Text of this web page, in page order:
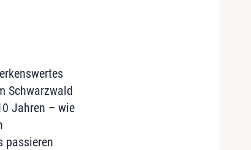
Schwarzwald
Jahren – wie
passieren